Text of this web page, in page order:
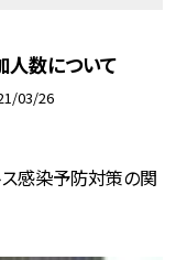
数について
03/26
感染予防対策の関